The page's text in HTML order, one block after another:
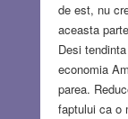
de est, nu
aceasta
Desi
economia
parea.
faptului ca o